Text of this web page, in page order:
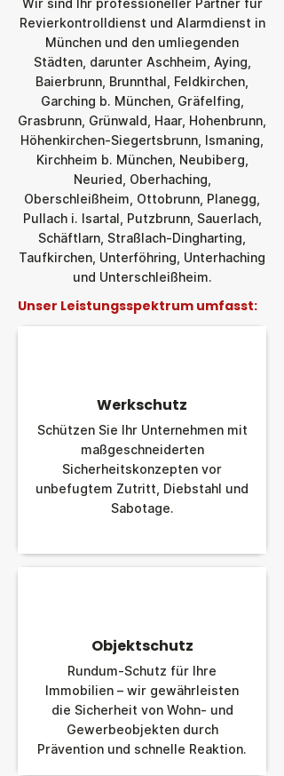
Wir sind Ihr professioneller Partner für
Revierkontrolldienst und Alarmdienst in
München und den umliegenden
Städten, darunter Aschheim, Aying,
Baierbrunn, Brunnthal, Feldkirchen,
Garching b. München, Gräfelfing,
Grasbrunn, Grünwald, Haar, Hohenbrunn,
Höhenkirchen-Siegertsbrunn, Ismaning,
Kirchheim b. München, Neubiberg,
Neuried, Oberhaching,
Oberschleißheim, Ottobrunn, Planegg,
Pullach i. Isartal, Putzbrunn, Sauerlach,
Schäftlarn, Straßlach-Dingharting,
Taufkirchen, Unterföhring, Unterhaching
und Unterschleißheim.
Unser Leistungsspektrum umfasst:
Werkschutz
Schützen Sie Ihr Unternehmen mit
maßgeschneiderten
Sicherheitskonzepten vor
unbefugtem Zutritt, Diebstahl und
Sabotage.
Objektschutz
Rundum-Schutz für Ihre
Immobilien – wir gewährleisten
die Sicherheit von Wohn- und
Gewerbeobjekten durch
Prävention und schnelle Reaktion.